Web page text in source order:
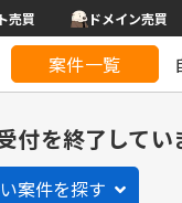
売買 ドメイン売買
案件一覧
付を終了してい
案件を探す